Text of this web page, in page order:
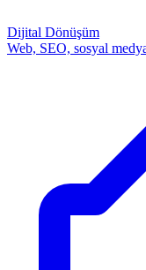
Dijital Dönüşüm
Web, SEO, sosyal